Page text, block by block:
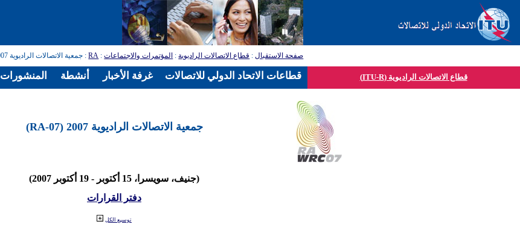
صفحة الاستقبال: قطاع الاتصالات الراديوية: المؤتمرات والاجتماعات:
RA: جمعية الاتصالات الراديوية 2007 (RA-07)
قطاع الاتصالات الراديوية (ITU-R)
جمعية الاتصالات الراديوية 2007 (RA-07)
(جنيف، سويسرا، 15 أكتوبر - 19 أكتوبر 2007)
دفتر القرارات
توسيع الكل
المنشورات أنشطة غرفة الأخبار قطاعات الاتحاد الدولي للاتصالات